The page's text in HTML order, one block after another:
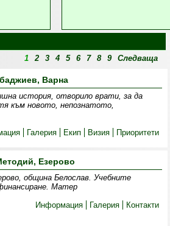
1 2 3 4 5 6 7 8 9 Следваща
Варна
история, отворило врати, за да
към новото, непознатото,
Галерия Екип Визия Приоритети
Езерово
община Белослав. Учебните
Матер
Информация
Галерия Контакти